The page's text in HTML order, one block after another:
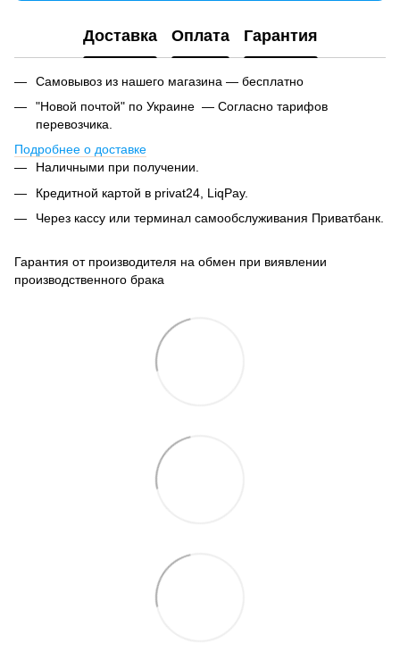
Доставка Оплата Гарантия
Самовывоз из нашего магазина — бесплатно
"Новой почтой" по Украине — Согласно тарифов
перевозчика.
Подробнее о доставке
Наличными при получении.
Кредитной картой в privat24, LiqPay.
Через кассу или терминал самообслуживания Приватбанк.
Гарантия от производителя на обмен при виявлении
производственного брака